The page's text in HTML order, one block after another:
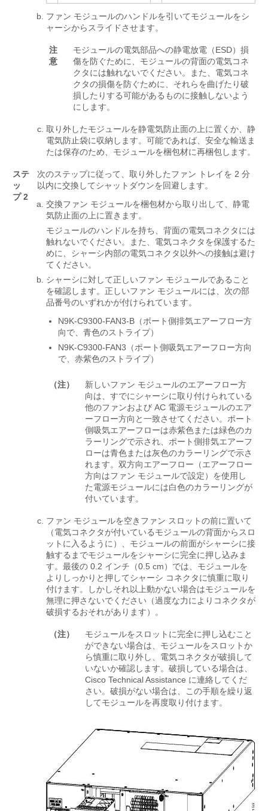
ファン モジュールのハンドルを引いてモジュールをシ
ャーシからスライドさせます。
注
意
モジュールの電気部品への静電放電（ESD）損
傷を防ぐために、モジュールの背面の電気コネ
クタには触れないでください。また、電気コネ
クタの損傷を防ぐために、それらを曲げたり破
損したりする可能があるものに接触しないよう
にします。
取り外したモジュールを静電気防止面の上に置くか、静
電気防止袋に収納します。可能であれば、安全な輸送ま
たは保存のため、モジュールを梱包材に再梱包します。
ステ
ッ
プ 2
次のステップに従って、取り外したファン トレイを 2 分
以内に交換してシャットダウンを回避します。
交換ファン モジュールを梱包材から取り出して、静電
気防止面の上に置きます。
モジュールのハンドルを持ち、背面の電気コネクタには
触れないでください。また、電気コネクタを保護するた
めに、シャーシ内部の電気コネクタ以外への接触は避け
てください。
シャーシに対して正しいファン モジュールであること
を確認します。正しいファン モジュールには、次の部
品番号のいずれかが付けられています。
N9K-C9300-FAN3-B（ポート側排気エアーフロー方
向で、青色のストライプ）
N9K-C9300-FAN3（ポート側吸気エアーフロー方向
で、赤紫色のストライプ）
（注）
新しいファン モジュールのエアーフロー方
向は、すでにシャーシに取り付けられている
他のファンおよび AC 電源モジュールのエア
ーフロー方向と一致させてください。ポート
側吸気エアーフローは赤紫色または緑色のカ
ラーリングで示され、ポート側排気エアーフ
ローは青色または灰色のカラーリングで示さ
れます。双方向エアーフロー（エアーフロー
方向はファン モジュールで設定）を使用し
た電源モジュールには白色のカラーリングが
付いています。
ファン モジュールを空きファン スロットの前に置いて
（電気コネクタが付いているモジュールの背面からスロ
ットに入るように）、モジュールの前面がシャーシに接
触するまでモジュールをシャーシに完全に押し込みま
す。最後の 0.2 インチ（0.5 cm）では、モジュールを
よりしっかりと押してシャーシ コネクタに慎重に取り
付けます。しかしそれ以上動かない場合はモジュールを
無理に押さないでください（過度な力によりコネクタが
破損するおそれがあります）。
（注）
モジュールをスロットに完全に押し込むこと
ができない場合は、モジュールをスロットか
ら慎重に取り外し、電気コネクタが破損して
いないか確認します。破損している場合は、
Cisco Technical Assistance に連絡してくだ
さい。破損がない場合は、この手順を繰り返
してモジュールを再度取り付けます。